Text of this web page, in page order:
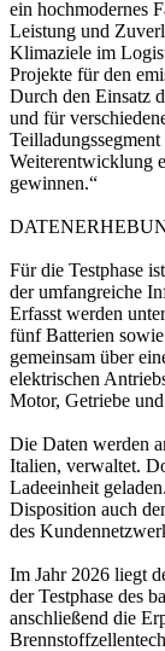
ein hochmodernes
Leistung und
Klimaziele im
Projekte für den
Durch den Einsatz
und für
Weiterentwicklung
gewinnen.“
Für die Testphase
der umfangreiche
Erfasst werden
fünf Batterien
gemeinsam über
elektrischen
Motor, Getriebe
Die Daten werden
Italien, verwaltet.
Ladeeinheit
Disposition auch
des
Im Jahr 2026 liegt
der Testphase des
anschließend die